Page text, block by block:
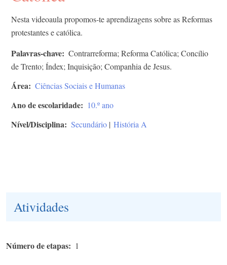
Nesta videoaula propomos-te aprendizagens sobre as Reformas
protestantes e católica.
Palavras-chave
Contrarreforma; Reforma Católica; Concílio
de Trento; Índex; Inquisição; Companhia de Jesus.
Área Ciências Sociais e Humanas
Ano de escolaridade 10.º ano
Nível/Disciplina Secundário | História A
Atividades
Número de etapas 1